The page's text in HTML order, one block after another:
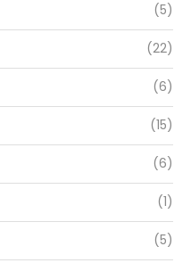
(5)
(22)
(6)
(15)
(6)
(1)
(5)